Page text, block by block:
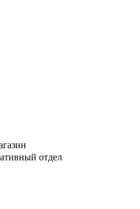
отдел